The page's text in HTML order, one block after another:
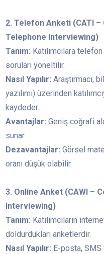
2. Telefon Anketi (CATI
Telephone Interviewing)
Tanım: Katılımcılara
soruları yöneltilir.
Nasıl Yapılır: Araştırmacı,
yazılımı) üzerinden
kaydeder.
Avantajlar: Geniş coğrafi
sunar.
Dezavantajlar: Görsel
oranı düşük olabilir.
3. Online Anket (CAWI –
Interviewing)
Tanım: Katılımcıların
doldurdukları anketlerdir.
Nasıl Yapılır: E-posta, SMS